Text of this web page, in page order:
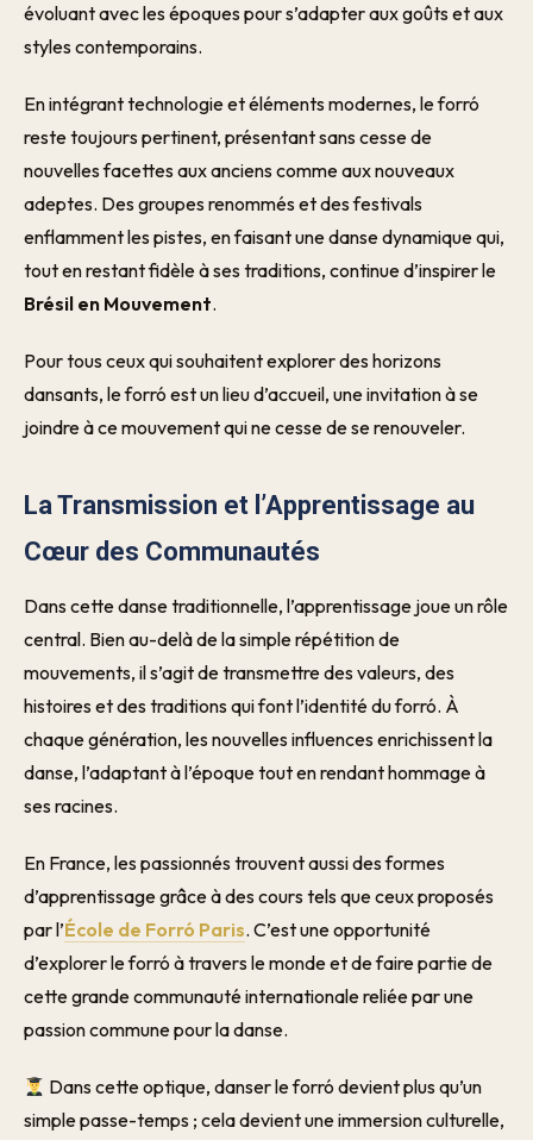
évoluant avec les époques pour s’adapter aux goûts et aux
styles contemporains.
En intégrant technologie et éléments modernes, le forró
reste toujours pertinent, présentant sans cesse de
nouvelles facettes aux anciens comme aux nouveaux
adeptes. Des groupes renommés et des festivals
enflamment les pistes, en faisant une danse dynamique qui,
tout en restant fidèle à ses traditions, continue d’inspirer le
Brésil en Mouvement.
Pour tous ceux qui souhaitent explorer des horizons
dansants, le forró est un lieu d’accueil, une invitation à se
joindre à ce mouvement qui ne cesse de se renouveler.
La Transmission et l’Apprentissage au
Cœur des Communautés
Dans cette danse traditionnelle, l’apprentissage joue un rôle
central. Bien au-delà de la simple répétition de
mouvements, il s’agit de transmettre des valeurs, des
histoires et des traditions qui font l’identité du forró. À
chaque génération, les nouvelles influences enrichissent la
danse, l’adaptant à l’époque tout en rendant hommage à
ses racines.
En France, les passionnés trouvent aussi des formes
d’apprentissage grâce à des cours tels que ceux proposés
par l’École de Forró Paris. C’est une opportunité
d’explorer le forró à travers le monde et de faire partie de
cette grande communauté internationale reliée par une
passion commune pour la danse.
Dans cette optique, danser le forró devient plus qu’un
simple passe-temps ; cela devient une immersion culturelle,